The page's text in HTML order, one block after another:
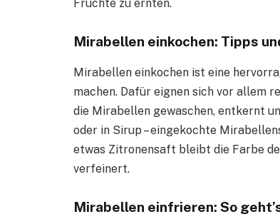
Früchte zu ernten.
Mirabellen einkochen: Tipps
Mirabellen einkochen ist eine
machen. Dafür eignen sich vor allem
die Mirabellen gewaschen, entkernt
oder in Sirup – eingekochte
etwas Zitronensaft bleibt die Farbe
verfeinert.
Mirabellen einfrieren: So